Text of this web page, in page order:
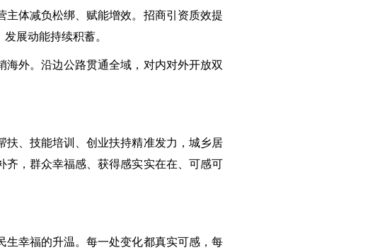
体减负松绑、赋能增效。招商引资质效提
展动能持续积蓄。
外。沿边公路贯通全域，对内对外开放双
、技能培训、创业扶持精准发力，城乡居
，群众幸福感、获得感实实在在、可感可
幸福的升温。每一处变化都真实可感，每